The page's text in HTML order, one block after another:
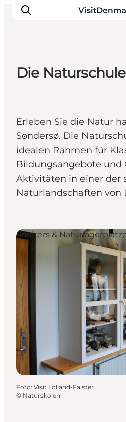
Erlebnisse
Unterkünfte
Reiseplanung
Die Naturschule
Erleben Sie die Natur
Søndersø. Die
idealen Rahmen für
Bildungsangebote und
Aktivitäten in einer der
Naturlandschaften von
Shelters &
Foto: Visit Lolland-Falster
© Naturskolen